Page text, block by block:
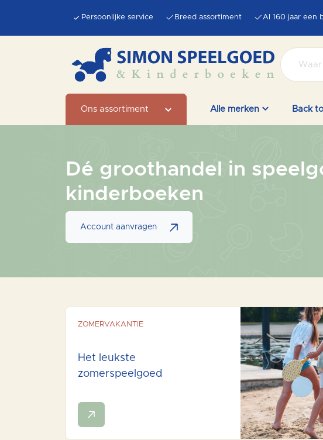
Persoonlijke service Breed assortiment Al 160 jaar een
Ons assortiment Alle merken Back
Dé groothandel in
kinderboeken
Account aanvragen
ZOMERVAKANTIE
Het leukste
zomerspeelgoed